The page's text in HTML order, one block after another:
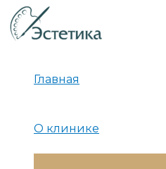
Перейти
к
содержимому
Главная
О клинике